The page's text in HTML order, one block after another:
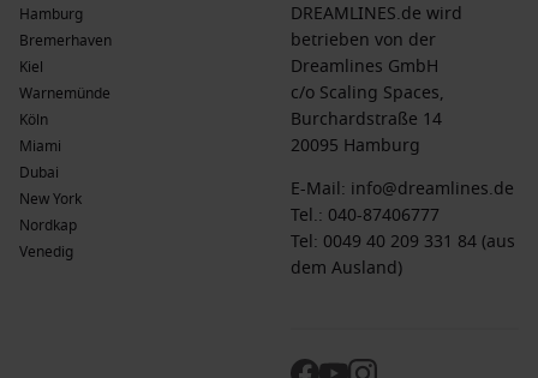
Hamburg
Bremerhaven
Kiel
Warnemünde
Köln
Miami
Dubai
New York
Nordkap
Venedig
DREAMLINES.de wird
betrieben von der
Dreamlines GmbH
c/o Scaling Spaces,
Burchardstraße 14
20095 Hamburg
E-Mail: info@dreamlines.de
Tel.: 040-87406777
Tel: 0049 40 209 331 84 (aus
dem Ausland)